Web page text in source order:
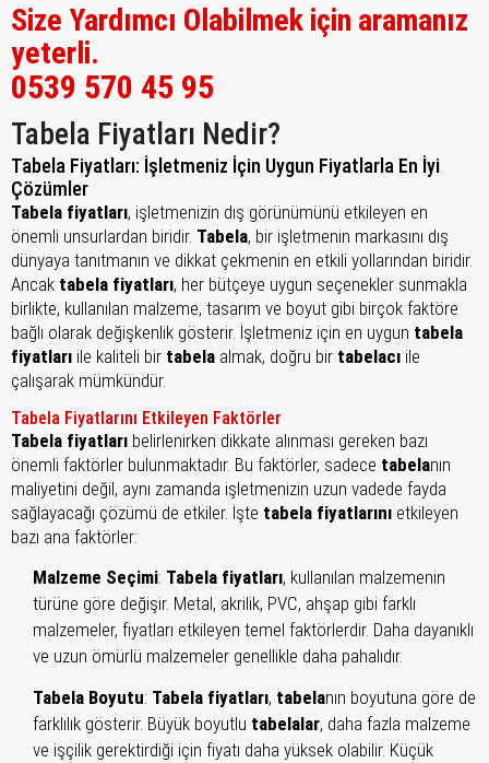
Size Yardımcı Olabilmek için aramanız
yeterli.
0539 570 45 95
Tabela Fiyatları Nedir?
Tabela Fiyatları: İşletmeniz İçin Uygun Fiyatlarla En İyi
Çözümler
Tabela fiyatları, işletmenizin dış görünümünü etkileyen en
önemli unsurlardan biridir. Tabela, bir işletmenin markasını dış
dünyaya tanıtmanın ve dikkat çekmenin en etkili yollarından biridir.
Ancak tabela fiyatları, her bütçeye uygun seçenekler sunmakla
birlikte, kullanılan malzeme, tasarım ve boyut gibi birçok faktöre
bağlı olarak değişkenlik gösterir. İşletmeniz için en uygun tabela
fiyatları ile kaliteli bir tabela almak, doğru bir tabelacı ile
çalışarak mümkündür.
Tabela Fiyatlarını Etkileyen Faktörler
Tabela fiyatları belirlenirken dikkate alınması gereken bazı
önemli faktörler bulunmaktadır. Bu faktörler, sadece tabelanın
maliyetini değil, aynı zamanda işletmenizin uzun vadede fayda
sağlayacağı çözümü de etkiler. İşte tabela fiyatlarını etkileyen
bazı ana faktörler:
Malzeme Seçimi: Tabela fiyatları, kullanılan malzemenin
türüne göre değişir. Metal, akrilik, PVC, ahşap gibi farklı
malzemeler, fiyatları etkileyen temel faktörlerdir. Daha dayanıklı
ve uzun ömürlü malzemeler genellikle daha pahalıdır.
Tabela Boyutu: Tabela fiyatları, tabelanın boyutuna göre de
farklılık gösterir. Büyük boyutlu tabelalar, daha fazla malzeme
ve işçilik gerektirdiği için fiyatı daha yüksek olabilir. Küçük